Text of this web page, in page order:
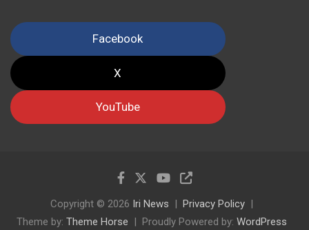
Facebook
X
YouTube
Copyright © 2026 Iri News
Privacy Policy
Theme by: Theme Horse Proudly Powered by: WordPress